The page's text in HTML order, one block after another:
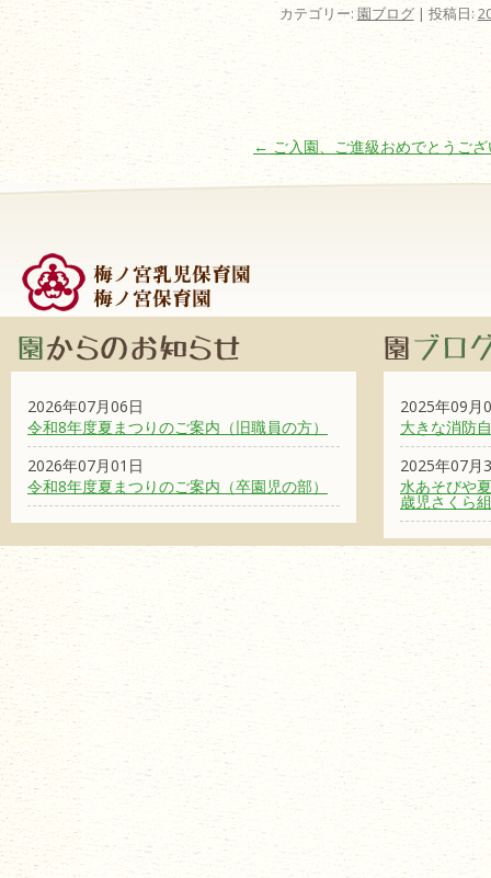
カテゴリー:園ブログ| 投稿日:
投稿ナビゲーション
← ご入園、ご進級おめでとうご
2026年07月06日
令和8年度夏まつりのご案内（旧職員の方）
2026年07月01日
令和8年度夏まつりのご案内（卒園児の部）
2025年09月
大きな消防
2025年07月
水あそびや
歳児さくら